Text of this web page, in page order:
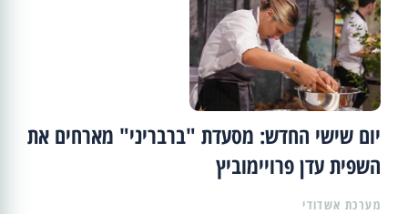
יום שישי החדש: מסעדת "ברבריני" מארחים את
השפית עדן פרויימוביץ
מערכת אשדודי